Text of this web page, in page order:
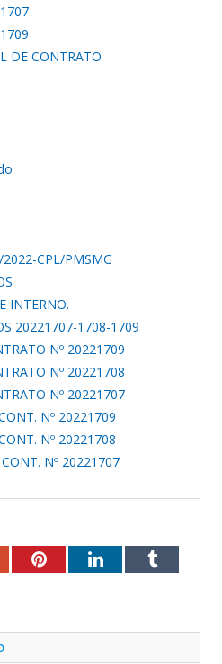
DE CONTRATO
2022-CPL/PMSMG
INTERNO.
20221707-1708-1709
Nº 20221709
Nº 20221708
Nº 20221707
Nº 20221709
Nº 20221708
Nº 20221707
PinterestLinkedInTumblr